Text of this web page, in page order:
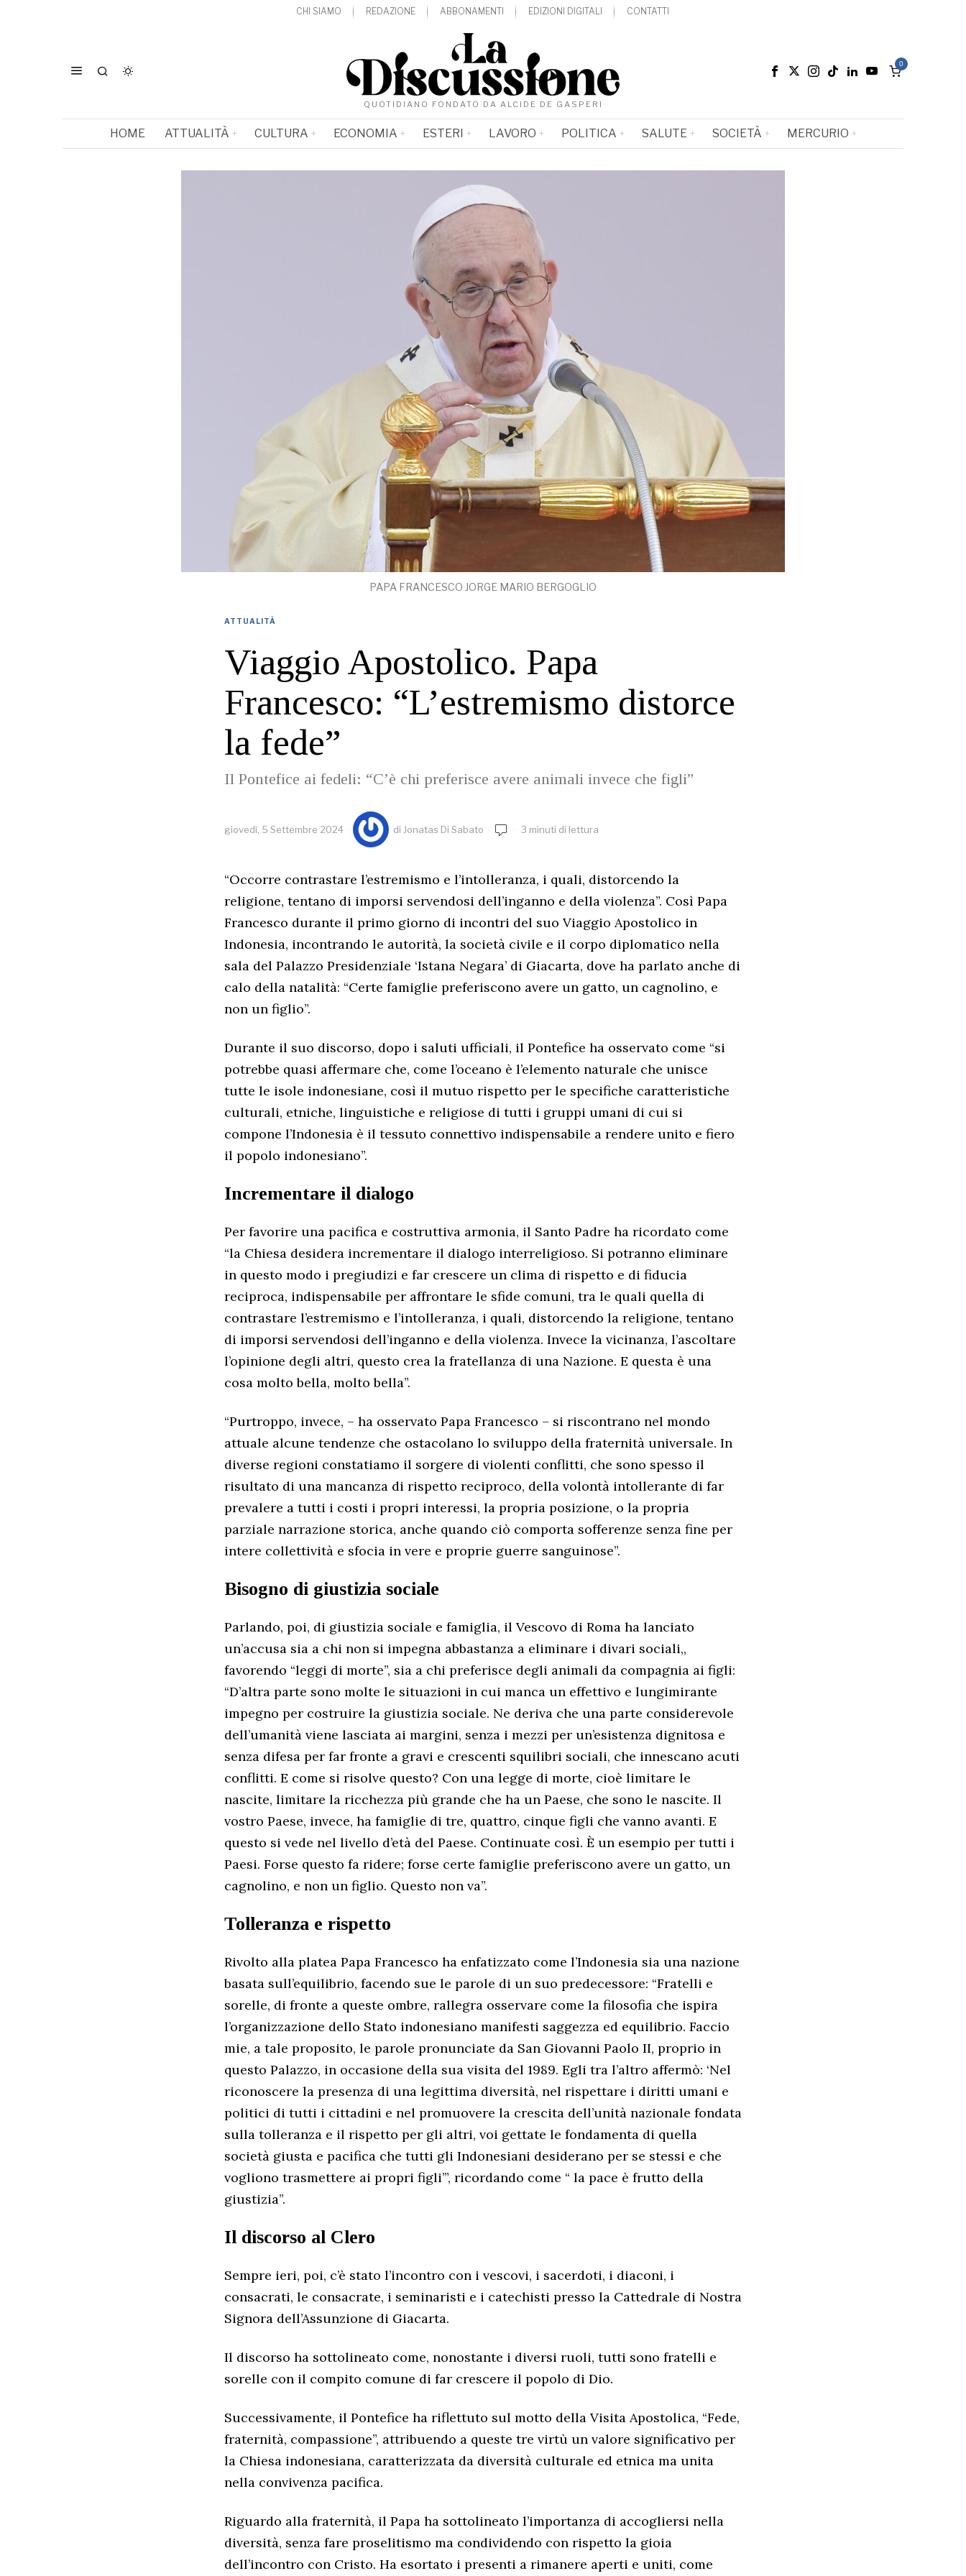
CHI SIAMO REDAZIONE ABBONAMENTI EDIZIONI DIGITALI CONTATTI
QUOTIDIANO FONDATO DA ALCIDE DE GASPERI
0
HOME ATTUALITÀ CULTURA ECONOMIA ESTERI LAVORO POLITICA SALUTE SOCIETÀ MERCURIO
PAPA FRANCESCO JORGE MARIO BERGOGLIO
ATTUALITÀ
Viaggio Apostolico. Papa
Francesco: “L’estremismo distorce
la fede”
Il Pontefice ai fedeli: “C’è chi preferisce avere animali invece che figli”
giovedì, 5 Settembre 2024 di Jonatas Di Sabato 3 minuti di lettura
“Occorre contrastare l’estremismo e l’intolleranza, i quali, distorcendo la
religione, tentano di imporsi servendosi dell’inganno e della violenza”. Così Papa
Francesco durante il primo giorno di incontri del suo Viaggio Apostolico in
Indonesia, incontrando le autorità, la società civile e il corpo diplomatico nella
sala del Palazzo Presidenziale ‘Istana Negara’ di Giacarta, dove ha parlato anche di
calo della natalità: “Certe famiglie preferiscono avere un gatto, un cagnolino, e
non un figlio”.
Durante il suo discorso, dopo i saluti ufficiali, il Pontefice ha osservato come “si
potrebbe quasi affermare che, come l’oceano è l’elemento naturale che unisce
tutte le isole indonesiane, così il mutuo rispetto per le specifiche caratteristiche
culturali, etniche, linguistiche e religiose di tutti i gruppi umani di cui si
compone l’Indonesia è il tessuto connettivo indispensabile a rendere unito e fiero
il popolo indonesiano”.
Incrementare il dialogo
Per favorire una pacifica e costruttiva armonia, il Santo Padre ha ricordato come
“la Chiesa desidera incrementare il dialogo interreligioso. Si potranno eliminare
in questo modo i pregiudizi e far crescere un clima di rispetto e di fiducia
reciproca, indispensabile per affrontare le sfide comuni, tra le quali quella di
contrastare l’estremismo e l’intolleranza, i quali, distorcendo la religione, tentano
di imporsi servendosi dell’inganno e della violenza. Invece la vicinanza, l’ascoltare
l’opinione degli altri, questo crea la fratellanza di una Nazione. E questa è una
cosa molto bella, molto bella”.
“Purtroppo, invece, – ha osservato Papa Francesco – si riscontrano nel mondo
attuale alcune tendenze che ostacolano lo sviluppo della fraternità universale. In
diverse regioni constatiamo il sorgere di violenti conflitti, che sono spesso il
risultato di una mancanza di rispetto reciproco, della volontà intollerante di far
prevalere a tutti i costi i propri interessi, la propria posizione, o la propria
parziale narrazione storica, anche quando ciò comporta sofferenze senza fine per
intere collettività e sfocia in vere e proprie guerre sanguinose”.
Bisogno di giustizia sociale
Parlando, poi, di giustizia sociale e famiglia, il Vescovo di Roma ha lanciato
un’accusa sia a chi non si impegna abbastanza a eliminare i divari sociali,,
favorendo “leggi di morte”, sia a chi preferisce degli animali da compagnia ai figli:
“D’altra parte sono molte le situazioni in cui manca un effettivo e lungimirante
impegno per costruire la giustizia sociale. Ne deriva che una parte considerevole
dell’umanità viene lasciata ai margini, senza i mezzi per un’esistenza dignitosa e
senza difesa per far fronte a gravi e crescenti squilibri sociali, che innescano acuti
conflitti. E come si risolve questo? Con una legge di morte, cioè limitare le
nascite, limitare la ricchezza più grande che ha un Paese, che sono le nascite. Il
vostro Paese, invece, ha famiglie di tre, quattro, cinque figli che vanno avanti. E
questo si vede nel livello d’età del Paese. Continuate così. È un esempio per tutti i
Paesi. Forse questo fa ridere; forse certe famiglie preferiscono avere un gatto, un
cagnolino, e non un figlio. Questo non va”.
Tolleranza e rispetto
Rivolto alla platea Papa Francesco ha enfatizzato come l’Indonesia sia una nazione
basata sull’equilibrio, facendo sue le parole di un suo predecessore: “Fratelli e
sorelle, di fronte a queste ombre, rallegra osservare come la filosofia che ispira
l’organizzazione dello Stato indonesiano manifesti saggezza ed equilibrio. Faccio
mie, a tale proposito, le parole pronunciate da San Giovanni Paolo II, proprio in
questo Palazzo, in occasione della sua visita del 1989. Egli tra l’altro affermò: ‘Nel
riconoscere la presenza di una legittima diversità, nel rispettare i diritti umani e
politici di tutti i cittadini e nel promuovere la crescita dell’unità nazionale fondata
sulla tolleranza e il rispetto per gli altri, voi gettate le fondamenta di quella
società giusta e pacifica che tutti gli Indonesiani desiderano per se stessi e che
vogliono trasmettere ai propri figli’”, ricordando come “ la pace è frutto della
giustizia”.
Il discorso al Clero
Sempre ieri, poi, c’è stato l’incontro con i vescovi, i sacerdoti, i diaconi, i
consacrati, le consacrate, i seminaristi e i catechisti presso la Cattedrale di Nostra
Signora dell’Assunzione di Giacarta.
Il discorso ha sottolineato come, nonostante i diversi ruoli, tutti sono fratelli e
sorelle con il compito comune di far crescere il popolo di Dio.
Successivamente, il Pontefice ha riflettuto sul motto della Visita Apostolica, “Fede,
fraternità, compassione”, attribuendo a queste tre virtù un valore significativo per
la Chiesa indonesiana, caratterizzata da diversità culturale ed etnica ma unita
nella convivenza pacifica.
Riguardo alla fraternità, il Papa ha sottolineato l’importanza di accogliersi nella
diversità, senza fare proselitismo ma condividendo con rispetto la gioia
dell’incontro con Cristo. Ha esortato i presenti a rimanere aperti e uniti, come